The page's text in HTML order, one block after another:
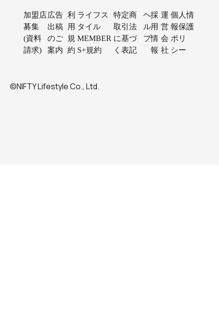
加盟店
募集
(資料
請求)
広告
出稿
のご
案内
利
用
規
約
ライフス
タイル
MEMBER
S+規約
特定商
取引法
に基づ
く表記
ヘ
ル
プ
採
用
情
報
運
営
会
社
個人情
報保護
ポリ
シー
©NIFTY Lifestyle Co., Ltd.